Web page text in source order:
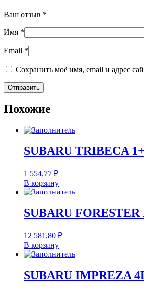
Ваш отзыв *
Имя *
Email *
Сохранить моё имя, email и адрес
Похожие
SUBARU TRIBECA
1 554,77 ₽
В корзину
SUBARU
12 581,80 ₽
В корзину
SUBARU IMPREZA